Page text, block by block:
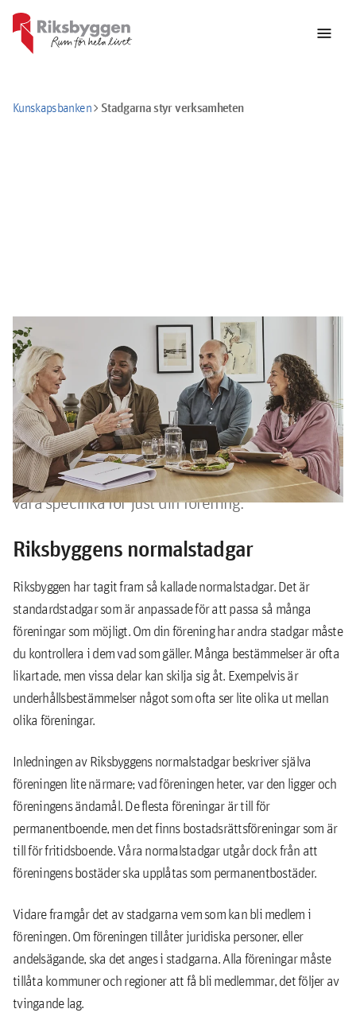
menu
Kunskapsbankenchevron_rightStadgarna styr verksamheten
Stadgarna styr
föreningens verksamhet
Stadgarna innehåller regler som styr föreningens
verksamhet. Många av reglerna är hämtade från
bostadsrättslagen men en del bestämmelser kan
vara specifika för just din förening.
Riksbyggens normalstadgar
Riksbyggen har tagit fram så kallade normalstadgar. Det är
standardstadgar som är anpassade för att passa så många
föreningar som möjligt. Om din förening har andra stadgar måste
du kontrollera i dem vad som gäller. Många bestämmelser är ofta
likartade, men vissa delar kan skilja sig åt. Exempelvis är
underhållsbestämmelser något som ofta ser lite olika ut mellan
olika föreningar.
Inledningen av Riksbyggens normalstadgar beskriver själva
föreningen lite närmare; vad föreningen heter, var den ligger och
föreningens ändamål. De flesta föreningar är till för
permanentboende, men det finns bostadsrättsföreningar som är
till för fritidsboende. Våra normalstadgar utgår dock från att
föreningens bostäder ska upplåtas som permanentbostäder.
Vidare framgår det av stadgarna vem som kan bli medlem i
föreningen. Om föreningen tillåter juridiska personer, eller
andelsägande, ska det anges i stadgarna. Alla föreningar måste
tillåta kommuner och regioner att få bli medlemmar, det följer av
tvingande lag.